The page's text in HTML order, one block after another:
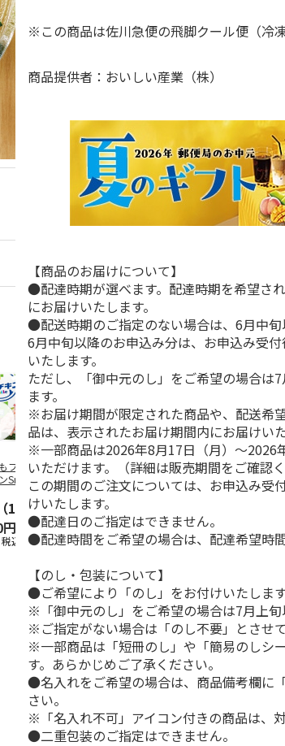
フーズ シ
Smileプチ
使用25…
（1）
込)
＜お中元＞＜大和養
魚＞浜名湖うなぎ蒲
焼２本
5.0（4）
6,300円
(送料・税込)
＜お中元＞うなぎ蒲
焼詰合せ
5,400円
(送料・税込)
※この商品は佐川急便の飛脚クール便（冷
商品提供者：おいしい産業（株）
【商品のお届けについて】
●配達時期が選べます。配達時期を希望さ
にお届けいたします。
●配送時期のご指定のない場合は、6月中旬
6月中旬以降のお申込み分は、お申込み受
いたします。
ただし、「御中元のし」をご希望の場合は
ます。
※お届け期間が限定された商品や、配送希
品は、表示されたお届け期間内にお届けいた
※一部商品は2026年8月17日（月）～2026
いただけます。（詳細は販売期間をご確認く
この期間のご注文については、お申込み受
けいたします。
●配達日のご指定はできません。
●配達時間をご希望の場合は、配達希望時
【のし・包装について】
●ご希望により「のし」をお付けいたします
※「御中元のし」をご希望の場合は7月上旬
※ご指定がない場合は「のし不要」とさせて
※一部商品は「短冊のし」や「簡易のしシ
す。あらかじめご了承ください。
●名入れをご希望の場合は、商品備考欄に
さい。
※「名入れ不可」アイコン付きの商品は、
●二重包装のご指定はできません。